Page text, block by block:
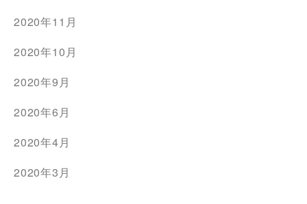
2020年11月
2020年10月
2020年9月
2020年6月
2020年4月
2020年3月